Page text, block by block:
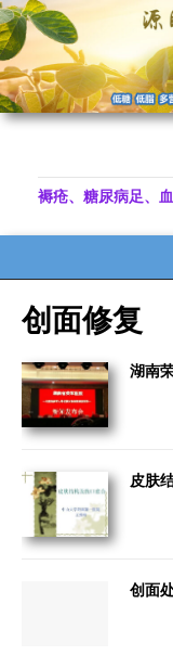
褥疮、糖尿病足、
创面修复
湖南
皮肤
创面